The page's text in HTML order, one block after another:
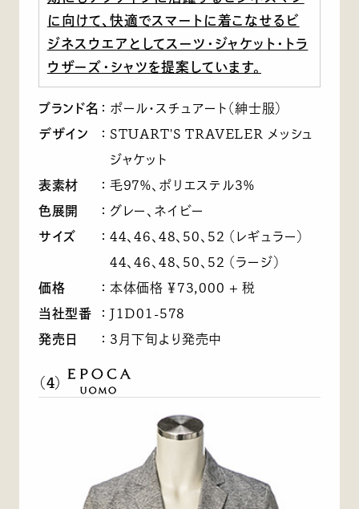
に向けて、快適でスマートに着こなせるビ
ジネスウエアとしてスーツ・ジャケット・トラ
ウザーズ・シャツを提案しています。
ブランド名 ： ポール・スチュアート（紳士服）
デザイン
： STUART'S TRAVELER メッシュ
ジャケット
表素材
： 毛97%、ポリエステル3%
色展開
： グレー、ネイビー
サイズ
： 44、46、48、50、52 （レギュラー）
44、46、48、50、52 （ラージ）
価格
： 本体価格 ￥73,000 + 税
当社型番
： J1D01-578
発売日
： 3月下旬より発売中
（4）